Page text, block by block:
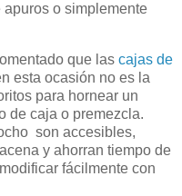
o simplemente
que las cajas de
esta ocasión no es la
para hornear un
de caja o premezcla.
son accesibles,
y ahorran tiempo de
fácilmente con